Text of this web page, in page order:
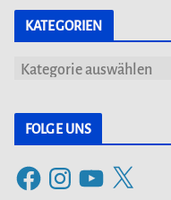
KATEGORIEN
K
g
FOLGE UNS
F
Y
X